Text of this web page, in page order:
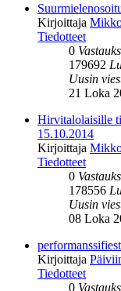
Kirjoittaja
Tiedotteet
0
179692
Uusin
21 Loka
Hirvitalolaisille
15.10.2014
Kirjoittaja
Tiedotteet
0
178556
Uusin
08 Loka
Kirjoittaja
Tiedotteet
0